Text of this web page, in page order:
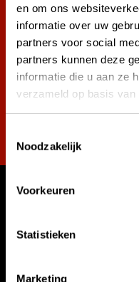
en om ons
informatie over uw
partners voor social
partners kunnen deze
informatie die u aan ze
verzameld op basis van
Noodzakelijk
Voorkeuren
Statistieken
Marketing
aangemeld.
Word ook lid van de
golf aanbiedingen!
Bel ons gerust
Chat met ons